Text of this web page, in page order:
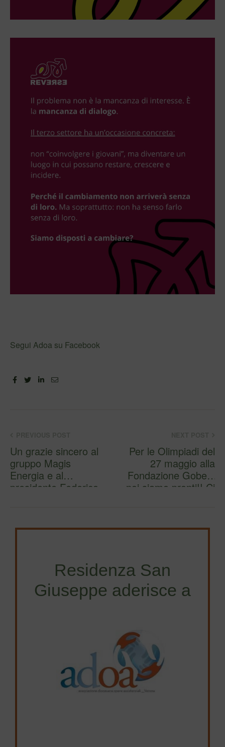
Segui Adoa su Facebook
FacebookTwitterLinkedin
Email
Un grazie sincero al
gruppo Magis
Energia e al
presidente Federico
Per le Olimpiadi del
27 maggio alla
Fondazione Gobetti
noi siamo pronti!! Ci
Residenza San
Giuseppe aderisce a